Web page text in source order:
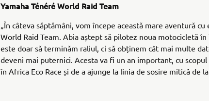
Yamaha Ténéré World Raid Team
„În câteva săptămâni, vom începe această mare aventură cu
World Raid Team. Abia aștept să pilotez noua motocicletă
este doar să terminăm raliul, ci să obținem cât mai multe
deveni mai puternici. Acesta va fi un an important, cu
în Africa Eco Race și de a ajunge la linia de sosire mitică de la